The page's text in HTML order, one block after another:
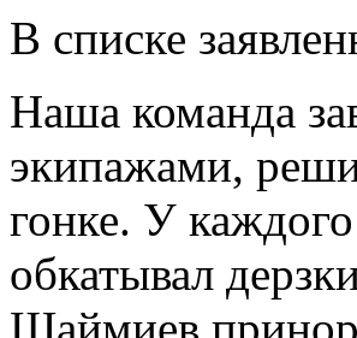
В списке
Наша команда
экипажами,
гонке. У
обкатывал
Шаймиев